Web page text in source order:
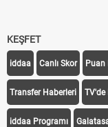
KEŞFET
iddaa Canlı Skor Puan
Transfer Haberleri TV'de
iddaa Programı